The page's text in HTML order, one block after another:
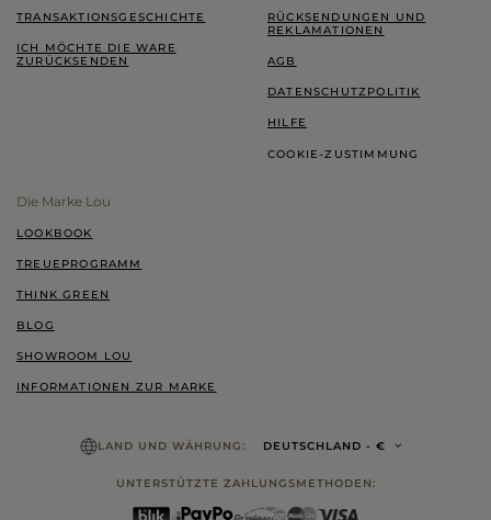
TRANSAKTIONSGESCHICHTE
ICH MÖCHTE DIE WARE
ZURÜCKSENDEN
RÜCKSENDUNGEN UND
REKLAMATIONEN
AGB
DATENSCHUTZPOLITIK
HILFE
COOKIE-ZUSTIMMUNG
Die Marke Lou
LOOKBOOK
TREUEPROGRAMM
THINK GREEN
BLOG
SHOWROOM LOU
INFORMATIONEN ZUR MARKE
LAND UND WÄHRUNG: DEUTSCHLAND - €
UNTERSTÜTZTE ZAHLUNGSMETHODEN: